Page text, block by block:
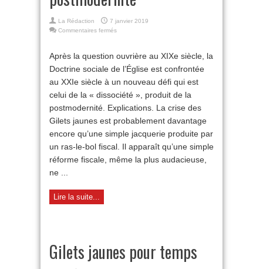
La Rédaction
7 janvier 2019
Commentaires fermés
de
l’Eglise
le
défi
de
la
postmodernité
Après la question ouvrière au XIXe siècle, la
Doctrine sociale de l’Église est confrontée
au XXIe siècle à un nouveau défi qui est
celui de la « dissociété », produit de la
postmodernité. Explications. La crise des
Gilets jaunes est probablement davantage
encore qu’une simple jacquerie produite par
un ras-le-bol fiscal. Il apparaît qu’une simple
réforme fiscale, même la plus audacieuse,
ne ...
Lire la suite...
Gilets jaunes pour temps